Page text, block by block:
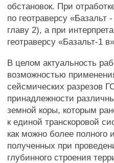
обстановок. При
по геотраверсу
главу 2), а при
геотраверсу «Базальт-1
В целом актуальность
возможностью
сейсмических разрезов
принадлежности
земной коры, которым
к единой транскоровой
как можно более полного
полученных при
глубинного строения